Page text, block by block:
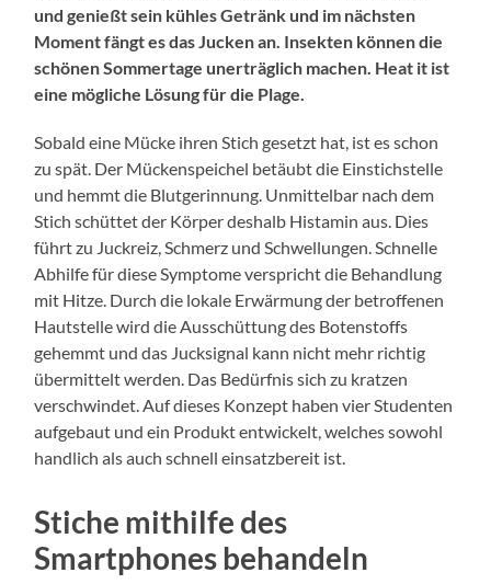
und genießt sein kühles Getränk und im nächsten
Moment fängt es das Jucken an. Insekten können die
schönen Sommertage unerträglich machen. Heat it ist
eine mögliche Lösung für die Plage.
Sobald eine Mücke ihren Stich gesetzt hat, ist es schon
zu spät. Der Mückenspeichel betäubt die Einstichstelle
und hemmt die Blutgerinnung. Unmittelbar nach dem
Stich schüttet der Körper deshalb Histamin aus. Dies
führt zu Juckreiz, Schmerz und Schwellungen. Schnelle
Abhilfe für diese Symptome verspricht die Behandlung
mit Hitze. Durch die lokale Erwärmung der betroffenen
Hautstelle wird die Ausschüttung des Botenstoffs
gehemmt und das Jucksignal kann nicht mehr richtig
übermittelt werden. Das Bedürfnis sich zu kratzen
verschwindet. Auf dieses Konzept haben vier Studenten
aufgebaut und ein Produkt entwickelt, welches sowohl
handlich als auch schnell einsatzbereit ist.
Stiche mithilfe des
Smartphones behandeln